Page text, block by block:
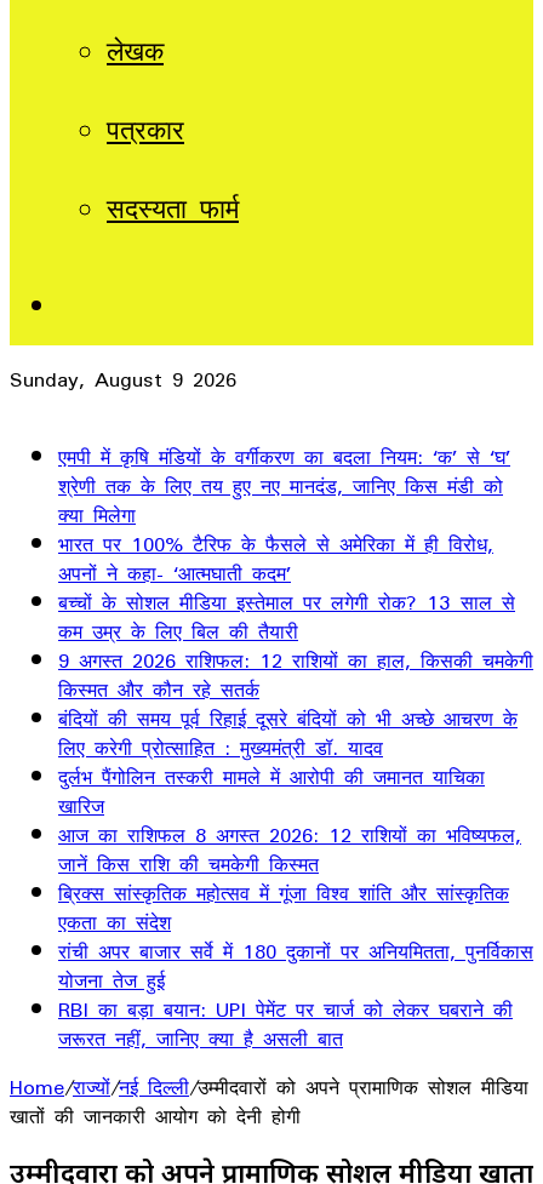
लेखक
पत्रकार
सदस्यता फार्म
Sunday, August 9 2026
एमपी में कृषि मंडियों के वर्गीकरण का बदला नियम: ‘क’ से ‘घ’
श्रेणी तक के लिए तय हुए नए मानदंड, जानिए किस मंडी को
क्या मिलेगा
भारत पर 100% टैरिफ के फैसले से अमेरिका में ही विरोध,
अपनों ने कहा- ‘आत्मघाती कदम’
बच्चों के सोशल मीडिया इस्तेमाल पर लगेगी रोक? 13 साल से
कम उम्र के लिए बिल की तैयारी
9 अगस्त 2026 राशिफल: 12 राशियों का हाल, किसकी चमकेगी
किस्मत और कौन रहे सतर्क
बंदियों की समय पूर्व रिहाई दूसरे बंदियों को भी अच्छे आचरण के
लिए करेगी प्रोत्साहित : मुख्यमंत्री डॉ. यादव
दुर्लभ पैंगोलिन तस्करी मामले में आरोपी की जमानत याचिका
खारिज
आज का राशिफल 8 अगस्त 2026: 12 राशियों का भविष्यफल,
जानें किस राशि की चमकेगी किस्मत
ब्रिक्स सांस्कृतिक महोत्सव में गूंजा विश्व शांति और सांस्कृतिक
एकता का संदेश
रांची अपर बाजार सर्वे में 180 दुकानों पर अनियमितता, पुनर्विकास
योजना तेज हुई
RBI का बड़ा बयान: UPI पेमेंट पर चार्ज को लेकर घबराने की
जरूरत नहीं, जानिए क्या है असली बात
Home/राज्यों/नई दिल्ली/उम्मीदवारों को अपने प्रामाणिक सोशल मीडिया
खातों की जानकारी आयोग को देनी होगी
उम्मीदवारों को अपने प्रामाणिक सोशल मीडिया खातों